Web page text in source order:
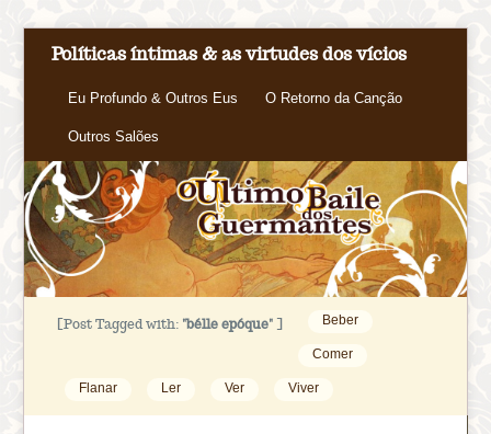
Políticas íntimas & as virtudes dos vícios
Eu Profundo & Outros Eus O Retorno da Canção
Outros Salões
[Post Tagged with: "bélle epóque" ] Beber
Comer
Flanar Ler Ver Viver